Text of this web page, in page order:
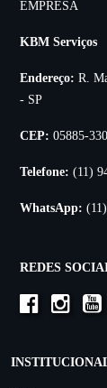
EMPRESA
KBM Serviços
Endereço: R.
- SP
CEP: 05885-330
Telefone: (11)
WhatsApp:
REDES